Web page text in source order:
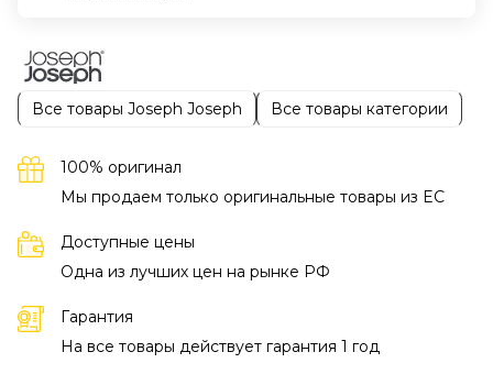
Все товары Joseph Joseph Все товары категории
100% оригинал
Мы продаем только оригинальные товары из EC
Доступные цены
Одна из лучших цен на рынке РФ
Гарантия
На все товары действует гарантия 1 год